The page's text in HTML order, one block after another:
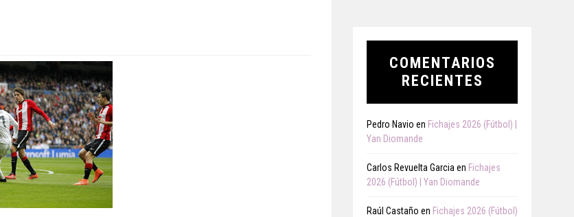
COMENTARIOS
RECIENTES
Pedro Navio en Fichajes 2026 (Fútbol) |
Yan Diomande
Carlos Revuelta Garcia en Fichajes
2026 (Fútbol) | Yan Diomande
Raúl Castaño en Fichajes 2026 (Fútbol)